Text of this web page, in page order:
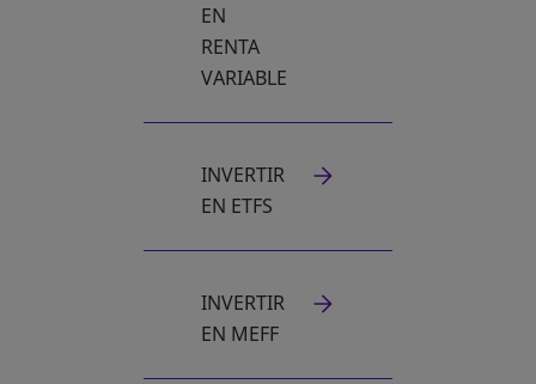
EN
RENTA
VARIABLE
INVERTIR
EN ETFS
INVERTIR
EN MEFF